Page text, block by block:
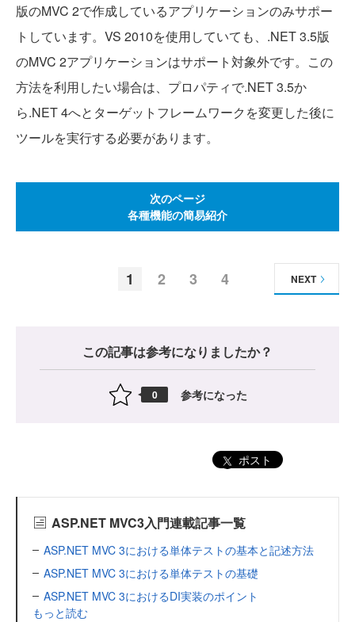
版のMVC 2で作成しているアプリケーションのみサポー
トしています。VS 2010を使用していても、.NET 3.5版
のMVC 2アプリケーションはサポート対象外です。この
方法を利用したい場合は、プロパティで.NET 3.5か
ら.NET 4へとターゲットフレームワークを変更した後に
ツールを実行する必要があります。
次のページ
各種機能の簡易紹介
1 2 3 4 NEXT
この記事は参考になりましたか？
0 参考になった
ポスト
ASP.NET MVC3入門連載記事一覧
ASP.NET MVC 3における単体テストの基本と記述方法
ASP.NET MVC 3における単体テストの基礎
ASP.NET MVC 3におけるDI実装のポイント
もっと読む